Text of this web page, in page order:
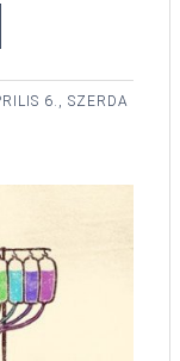
6., SZERDA